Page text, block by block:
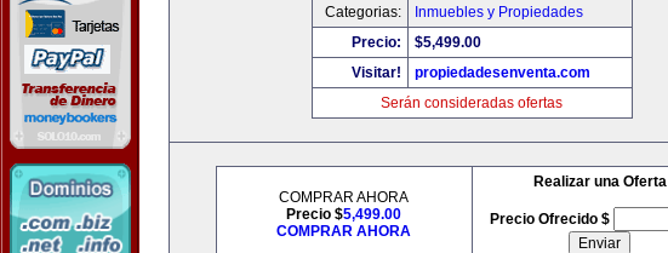
Categorias:
Inmuebles y Propiedades
Precio:
$5,499.00
Visitar!
propiedadesenventa.com
Serán consideradas ofertas
COMPRAR AHORA
Precio $5,499.00
COMPRAR AHORA
Realizar una Oferta
Precio Ofrecido $